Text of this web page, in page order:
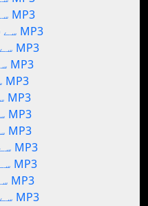
Odysee سے MP3
Bandcamp سے MP3
Mixcloud سے MP3
Spotify سے MP3
Flickr سے MP3
Ok.Ru سے MP3
Weibo سے MP3
Youku سے MP3
Niconico سے MP3
Bitchute سے MP3
Rutube سے MP3
Peertube سے MP3